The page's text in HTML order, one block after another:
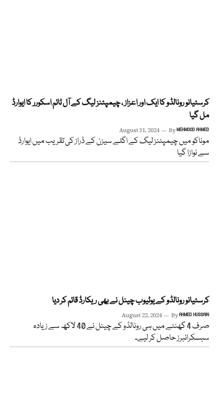
کرسٹیانو رونالڈو کا ایک اور اعزاز ، چیمپئنز لیگ کے آل ٹائم اسکورر کا ایوارڈ
مل گیا
August 31, 2024 ByMEHMOOD AHMED
موناکو میں چیمپئنز لیگ کے اگلے سیزن کے ڈراز کی تقریب میں ایوارڈ
سے نوازا گیا
کرسٹیانو رونالڈو کے یوٹیوب چینل نے بھی ریکارڈ قائم کر دیا
August 22, 2024 ByAHMED HUSSAIN
صرف 4 گھنٹے میں ہی رونالڈو کے چینل نے 40 لاکھ سے زیادہ
سبسکرائبرز حاصل کر لیے۔